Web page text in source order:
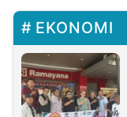
EKONOMI